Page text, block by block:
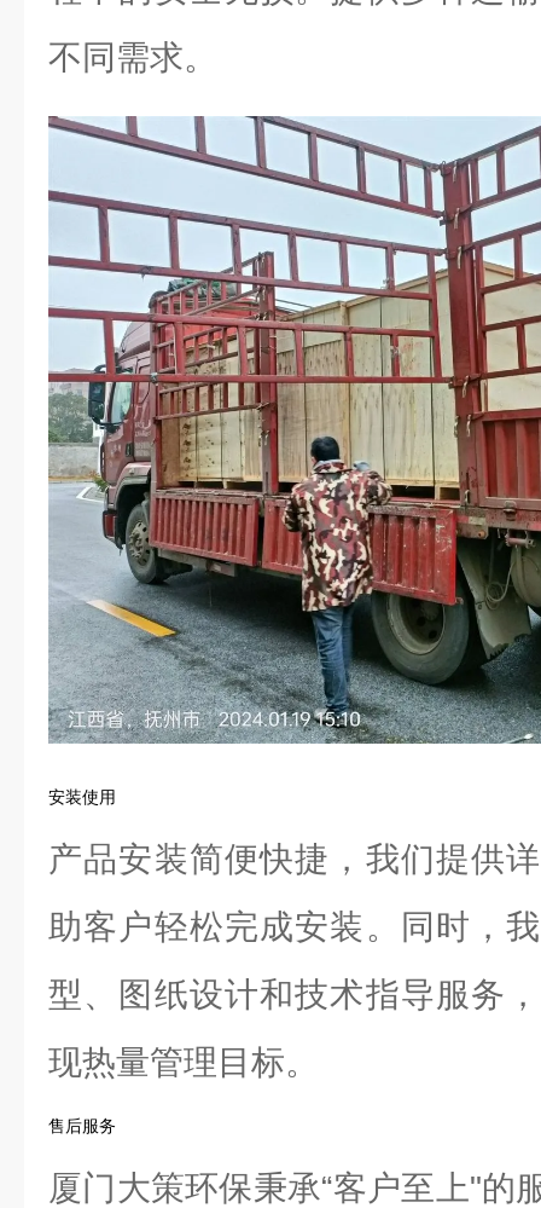
不同需求。
安装使用
产品安装简便快捷，我们提供
助客户轻松完成安装。同时，
型、图纸设计和技术指导服务
现热量管理目标。
售后服务
厦门大策环保秉承“客户至上"的